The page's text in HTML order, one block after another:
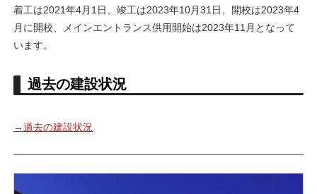
着工は2021年4月1日、竣工は2023年10月31日、開校は2023年4
月に開校、メインエントランス供用開始は2023年11月となって
います。
過去の建設状況
→過去の建設状況